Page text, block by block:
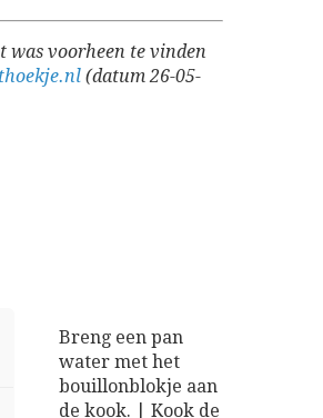
was voorheen te vinden
(datum 26-05-
Breng een pan
water met het
bouillonblokje aan
de kook. | Kook de